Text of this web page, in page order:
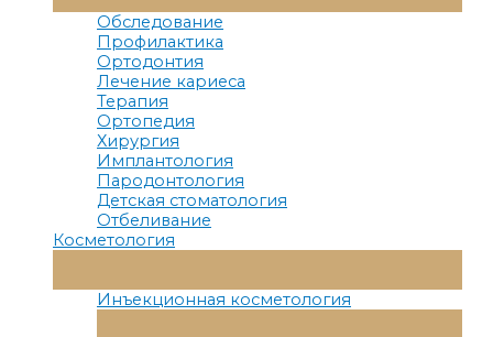
Меню
Обследование
Профилактика
Ортодонтия
Лечение кариеса
Терапия
Ортопедия
Хирургия
Имплантология
Пародонтология
Детская стоматология
Отбеливание
Косметология
Меню
Инъекционная косметология